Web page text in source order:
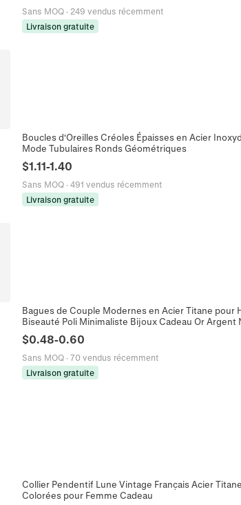
Sans MOQ · 249 vendus récemment
Livraison gratuite
Boucles d'Oreilles Créoles Épaisses en Acier
Mode Tubulaires Ronds Géométriques
$1.11-1.40
Sans MOQ · 491 vendus récemment
Livraison gratuite
Bagues de Couple Modernes en Acier Titane pour
Biseauté Poli Minimaliste Bijoux Cadeau Or Argent
$0.48-0.60
Sans MOQ · 70 vendus récemment
Livraison gratuite
Collier Pendentif Lune Vintage Français Acier
Colorées pour Femme Cadeau